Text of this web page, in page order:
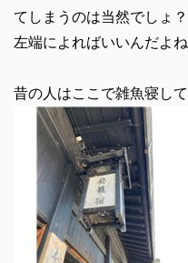
てしまうのは当然でしょ？
左端によればいいんだよ
昔の人はここで雑魚寝し